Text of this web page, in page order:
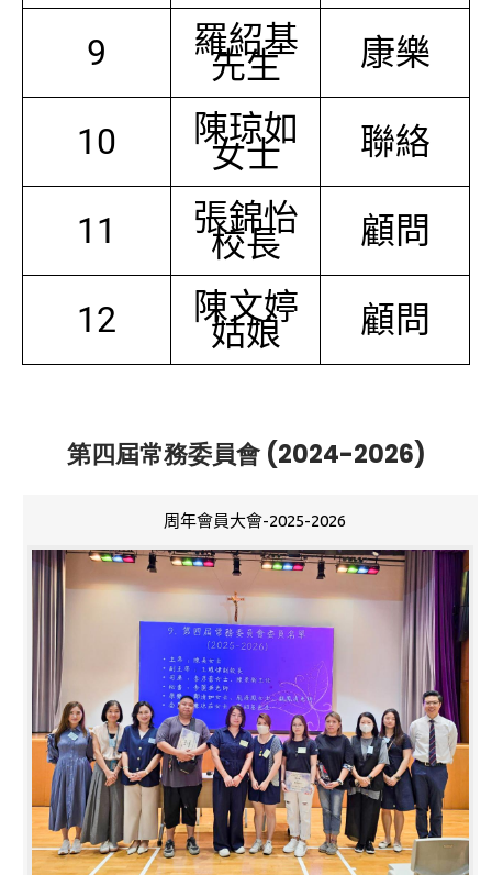
9 羅紹基
先生 康樂
10 陳琼如
女士 聯絡
11 張錦怡
校長 顧問
12 陳文婷
姑娘 顧問
第四屆常務委員會 (2024-2026)
周年會員大會-2025-2026